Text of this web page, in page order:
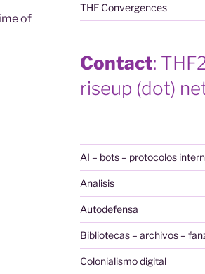
of
THF Convergences
Contact:
riseup (dot)
AI – bots – protocolos
Analisis
Autodefensa
Bibliotecas – archivos –
Colonialismo digital